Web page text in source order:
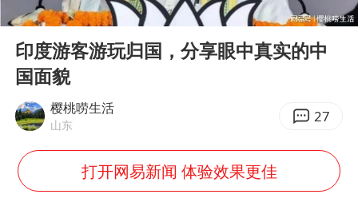
泰国校园枪击案死亡人数升至7人
四川宜宾市高县发生4.9级地震
方程豹钛9新车申报
Play
00:00 04:18
印度游客游玩归国，分享眼中真实的中
国面貌
樱桃唠生活
山东 27
打开网易新闻 体验效果更佳